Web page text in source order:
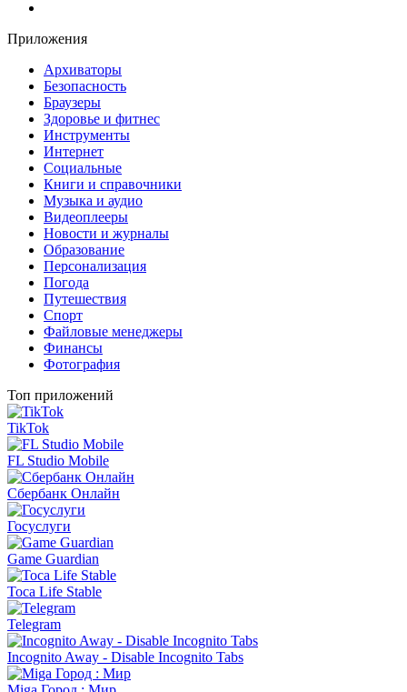
Приложения
Архиваторы
Безопасность
Браузеры
Здоровье и фитнес
Инструменты
Интернет
Социальные
Книги и справочники
Музыка и аудио
Видеоплееры
Новости и журналы
Образование
Персонализация
Погода
Путешествия
Спорт
Файловые менеджеры
Финансы
Фотография
Топ приложений
TikTok
FL Studio Mobile
Сбербанк Онлайн
Госуслуги
Game Guardian
Toca Life Stable
Telegram
Incognito Away - Disable Incognito Tabs